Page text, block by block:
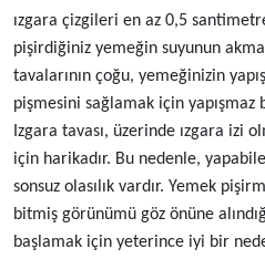
ızgara çizgileri en az 0,5
pişirdiğiniz yemeğin suyunun
tavalarının çoğu, yemeğinizin
pişmesini sağlamak için yapışmaz
Izgara tavası, üzerinde ızgara izi
için harikadır. Bu nedenle,
sonsuz olasılık vardır. Yemek
bitmiş görünümü göz önüne
başlamak için yeterince iyi bir